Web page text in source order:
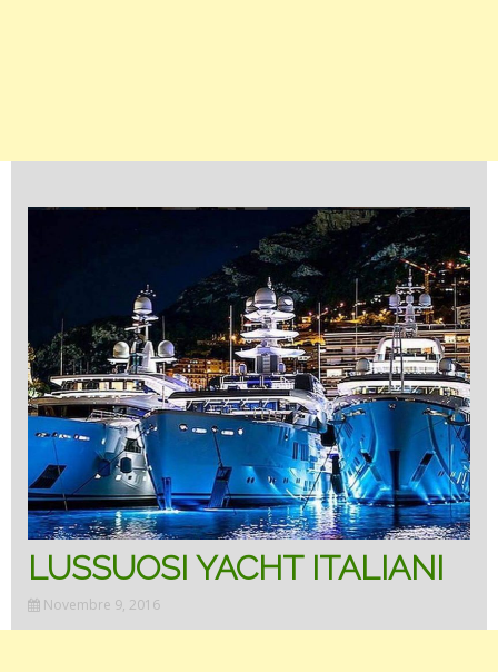
LUSSUOSI YACHT ITALIANI
Novembre 9, 2016